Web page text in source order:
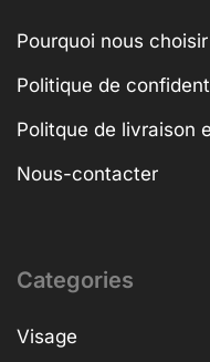
Pourquoi nous choisir
Politique de
Politque de livraison
Nous-contacter
Categories
Visage